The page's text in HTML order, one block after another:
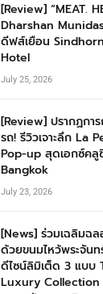
[Review] “MEAT.
Dharshan
ดีฟส์เยือน
Hotel
July 25, 2026
[Review] ปรากฏก
รถ! รีวิวเจาะลึก La
Pop-up สุดเอกซ์ค
Bangkok
July 23, 2026
[News] ร่วมเฉลิมฉล
ด้วยขนมไหว้พระจัน
ดีไซน์ลิมิเต็ด 3 แบ
Luxury Collection